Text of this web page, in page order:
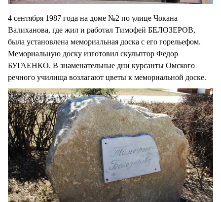
4 сентября 1987 года на доме №2 по улице Чокана
Валиханова, где жил и работал Тимофей БЕЛОЗЕРОВ,
была установлена мемориальная доска с его горельефом.
Мемориальную доску изготовил скульптор Федор
БУГАЕНКО. В знаменательные дни курсанты Омского
речного училища возлагают цветы к мемориальной доске.